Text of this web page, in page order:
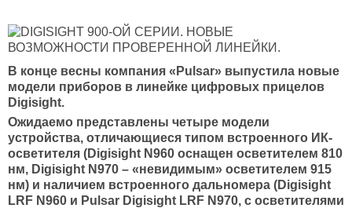
В конце весны компания «Pulsar» выпустила новые
модели приборов в линейке цифровых прицелов
Digisight.
Ожидаемо представлены четыре модели
устройства, отличающиеся типом встроенного ИК-
осветителя (Digisight N960 оснащен осветителем 810
нм, Digisight N970 – «невидимым» осветителем 915
нм) и наличием встроенного дальномера (Digisight
LRF N960 и Pulsar Digisight LRF N970, с осветителями